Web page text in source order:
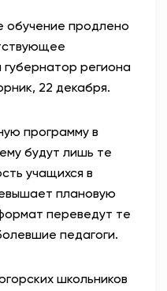
обучение продлено
региона
22 декабря.
программу в
будут лишь те
учащихся в
плановую
переведут те
педагоги.
школьников